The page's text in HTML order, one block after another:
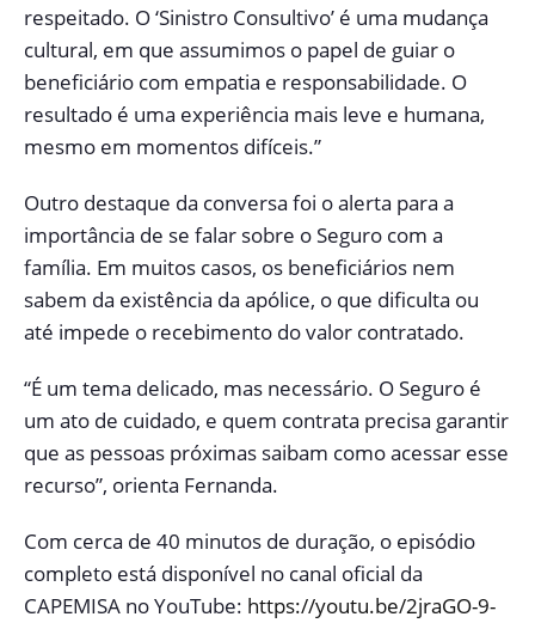
respeitado. O ‘Sinistro Consultivo’ é uma mudança
cultural, em que assumimos o papel de guiar o
beneficiário com empatia e responsabilidade. O
resultado é uma experiência mais leve e humana,
mesmo em momentos difíceis.”
Outro destaque da conversa foi o alerta para a
importância de se falar sobre o Seguro com a
família. Em muitos casos, os beneficiários nem
sabem da existência da apólice, o que dificulta ou
até impede o recebimento do valor contratado.
“É um tema delicado, mas necessário. O Seguro é
um ato de cuidado, e quem contrata precisa garantir
que as pessoas próximas saibam como acessar esse
recurso”, orienta Fernanda.
Com cerca de 40 minutos de duração, o episódio
completo está disponível no canal oficial da
CAPEMISA no YouTube: https://youtu.be/2jraGO-9-